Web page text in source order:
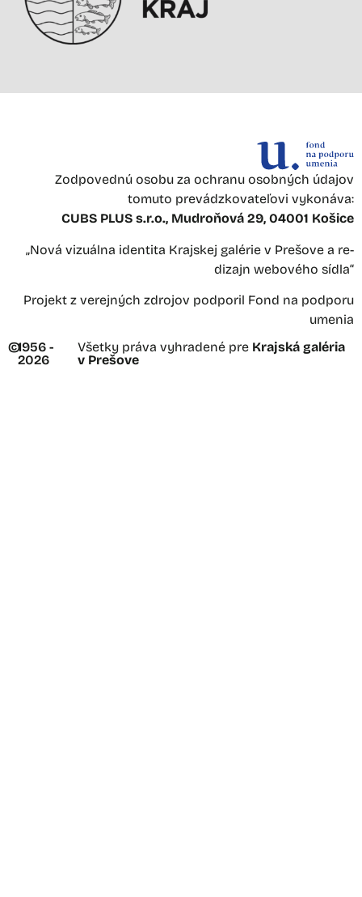
Zodpovednú osobu za ochranu osobných údajov
tomuto prevádzkovateľovi vykonáva:
CUBS PLUS s.r.o., Mudroňová 29, 04001 Košice
„Nová vizuálna identita Krajskej galérie v Prešove a re-
dizajn webového sídla“
Projekt z verejných zdrojov podporil Fond na podporu
umenia
©1956 -
2026
Všetky práva vyhradené pre Krajská galéria
v Prešove